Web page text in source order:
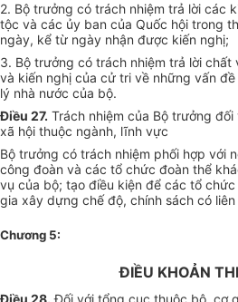
2. Bộ trưởng có trách nhiệm trả lời các
tộc và các ủy ban của Quốc hội trong
ngày, kể từ ngày nhận được kiến nghị;
3. Bộ trưởng có trách nhiệm trả lời chất
và kiến nghị của cử tri về những vấn
lý nhà nước của bộ.
Điều 27. Trách nhiệm của Bộ trưởng
xã hội thuộc ngành, lĩnh vực
Bộ trưởng có trách nhiệm phối hợp với
công đoàn và các tổ chức đoàn thể
vụ của bộ; tạo điều kiện để các tổ
gia xây dựng chế độ, chính sách có liên
Chương 5:
ĐIỀU KHOẢN
Điều 28. Đối với tổng cục thuộc bộ, cơ